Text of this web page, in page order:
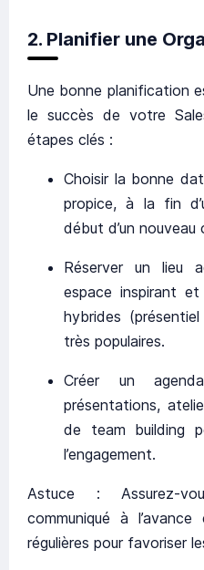
2. Planifier une
Une bonne planification
le succès de votre
étapes clés :
Choisir la bonne
propice, à la fin
début d’un nouveau
Réserver un lieu
espace inspirant
hybrides
très populaires.
Créer un
présentations,
de team building
l’engagement.
Astuce : Assurez-
communiqué à
régulières pour favoriser